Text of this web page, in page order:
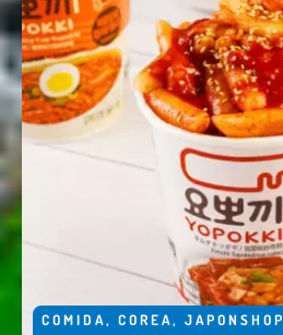
COMIDA, COREA, JAPONSHOP